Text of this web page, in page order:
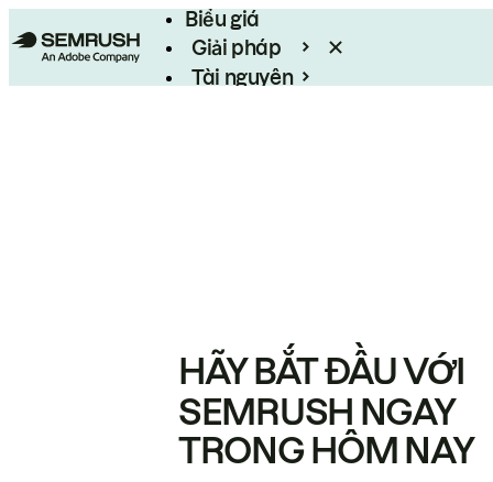
Biểu giá
Giải pháp
Tài nguyên
HÃY BẮT ĐẦU VỚI
SEMRUSH NGAY
TRONG HÔM NAY